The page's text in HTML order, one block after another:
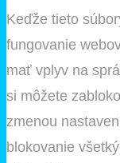
Keďže tieto
fungovanie
mať vplyv na
si môžete
zmenou
blokovanie